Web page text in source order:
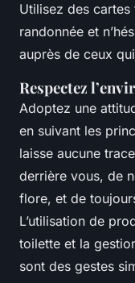
Utilisez des
randonnée et
auprès de ceux
Respectez
Adoptez une
en suivant les
laisse aucune
derrière vous, de
flore, et de
L’utilisation de
toilette et la
sont des gestes